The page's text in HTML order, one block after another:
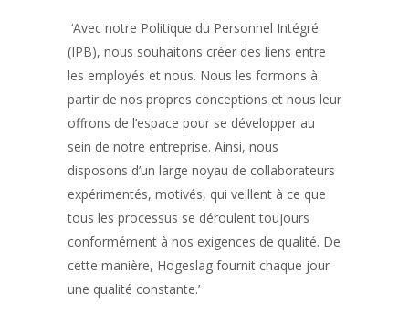
‘Avec notre Politique du Personnel Intégré
(IPB), nous souhaitons créer des liens entre
les employés et nous. Nous les formons à
partir de nos propres conceptions et nous leur
offrons de l’espace pour se développer au
sein de notre entreprise. Ainsi, nous
disposons d’un large noyau de collaborateurs
expérimentés, motivés, qui veillent à ce que
tous les processus se déroulent toujours
conformément à nos exigences de qualité. De
cette manière, Hogeslag fournit chaque jour
une qualité constante.’